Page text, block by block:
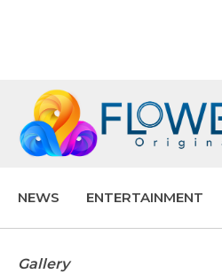
NEWS ENTERTAINMENT
Gallery